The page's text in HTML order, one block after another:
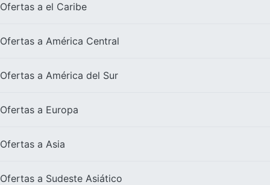
Ofertas a el Caribe
Ofertas a América Central
Ofertas a América del Sur
Ofertas a Europa
Ofertas a Asia
Ofertas a Sudeste Asiático